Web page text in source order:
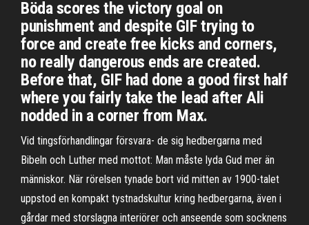
Böda scores the victory goal on
punishment and despite GIF trying to
force and create free kicks and corners,
no really dangerous ends are created.
Before that, GIF had done a good first half
where you fairly take the lead after Ali
nodded in a corner from Max.
Vid tingsförhandlingar försvara- de sig hedbergarna med
Bibeln och Luther med mottot: Man måste lyda Gud mer än
människor. När rörelsen tynade bort vid mitten av 1900-talet
uppstod en kompakt tystnadskultur kring hedbergarna, även i
gårdar med storslagna interiörer och anseende som socknens